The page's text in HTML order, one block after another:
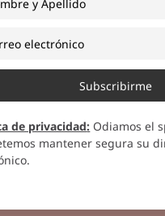
Subscribirme
de privacidad: Odiamos el
mantener segura su